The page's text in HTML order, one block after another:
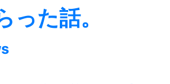
った話。